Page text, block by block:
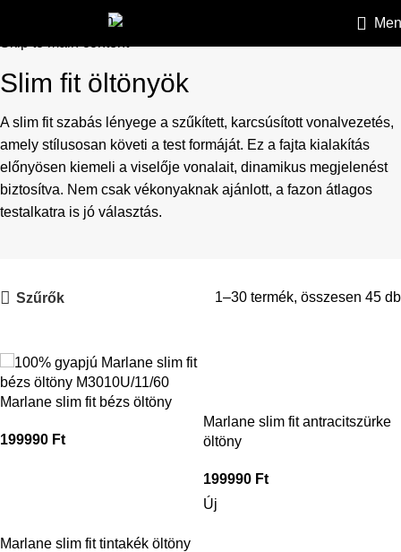
Skip to navigation
Slim fit öltönyök
A slim fit szabás lényege a szűkített, karcsúsított vonalvezetés,
amely stílusosan követi a test formáját. Ez a fajta kialakítás
előnyösen kiemeli a viselője vonalait, dinamikus megjelenést
biztosítva. Nem csak vékonyaknak ajánlott, a fazon átlagos
testalkatra is jó választás.
Szűrők 1–30 termék, összesen 45 db
Marlane slim fit bézs öltöny
199990 Ft
Marlane slim fit antracitszürke
öltöny
199990 Ft
Marlane slim fit tintakék öltöny
Új